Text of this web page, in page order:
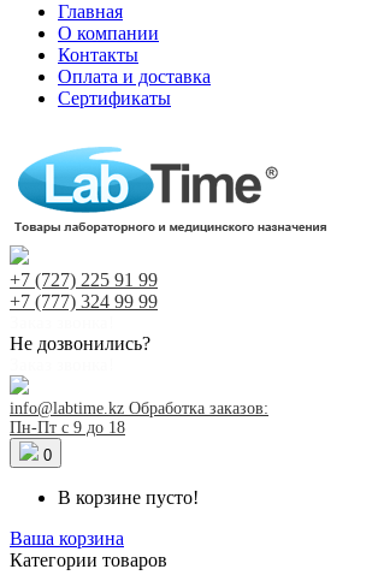
Главная
О компании
Контакты
Оплата и доставка
Сертификаты
+7 (727) 225 91 99
+7 (777) 324 99 99
Не дозвонились?
info@labtime.kz Обработка заказов:
Пн-Пт с 9 до 18
0
В корзине пусто!
Ваша корзина
Категории товаров